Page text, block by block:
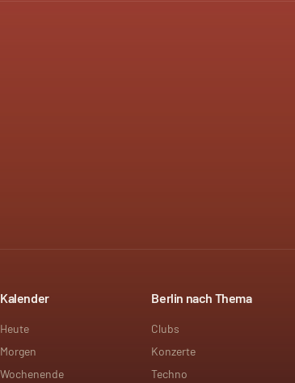
Kalender
Heute
Morgen
Wochenende
Berlin nach Thema
Clubs
Konzerte
Techno